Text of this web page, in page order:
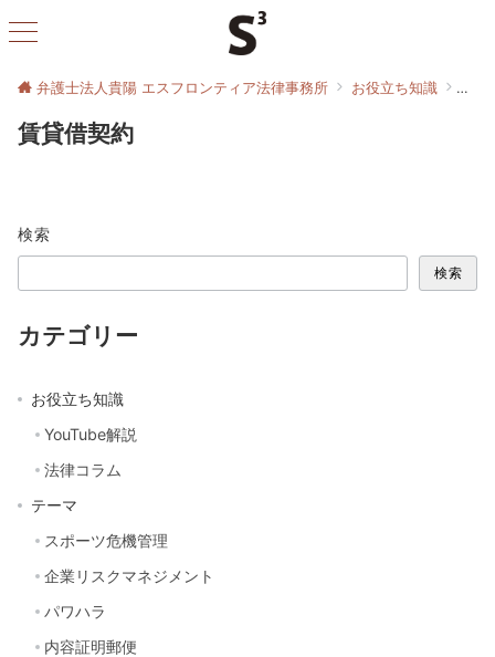
弁護士法人貴陽 エスフロンティア法律事務所 お役立ち知識 賃貸
賃貸借契約
検索
検索
カテゴリー
お役立ち知識
YouTube解説
法律コラム
テーマ
スポーツ危機管理
企業リスクマネジメント
パワハラ
内容証明郵便